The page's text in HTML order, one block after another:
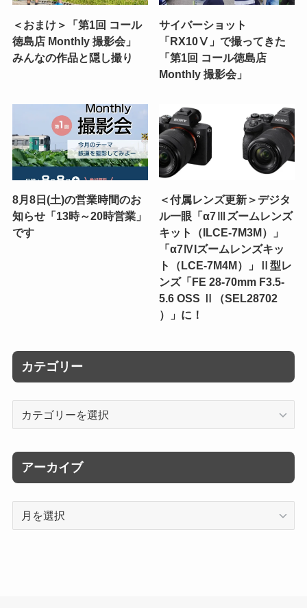
＜おまけ＞「第1回 コール
徳島店 Monthly 撮影会」
みんなの作品と隠し撮り
サイバーショット
「RX10Ⅴ」で撮ってきた
「第1回 コール徳島店
Monthly 撮影会」
8月8日(土)の営業時間のお
知らせ「13時～20時営業」
です
＜付属レンズ更新＞デジタ
ル一眼「α7Ⅲズームレンズ
キット（ILCE-7M3M）」
「α7ⅣIズームレンズキッ
ト（LCE-7M4M）」Ⅱ型レ
ンズ「FE 28-70mm F3.5-
5.6 OSS Ⅱ（SEL28702
）」に！
カテゴリー
リ
ー
アーカイブ